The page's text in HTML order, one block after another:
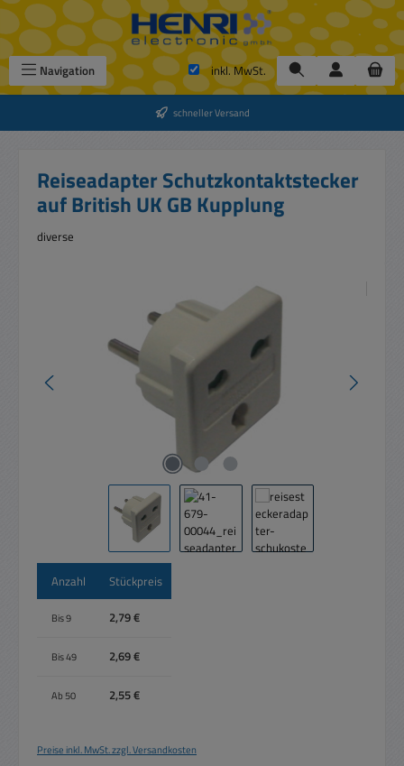
Zum Hauptinhalt springen
Navigation inkl. MwSt.
schneller Versand
Reiseadapter Schutzkontaktstecker
auf British UK GB Kupplung
diverse
Anzahl Stückpreis
Bis9 2,79 €
Bis49 2,69 €
Ab 50 2,55 €
Preise inkl. MwSt. zzgl. Versandkosten